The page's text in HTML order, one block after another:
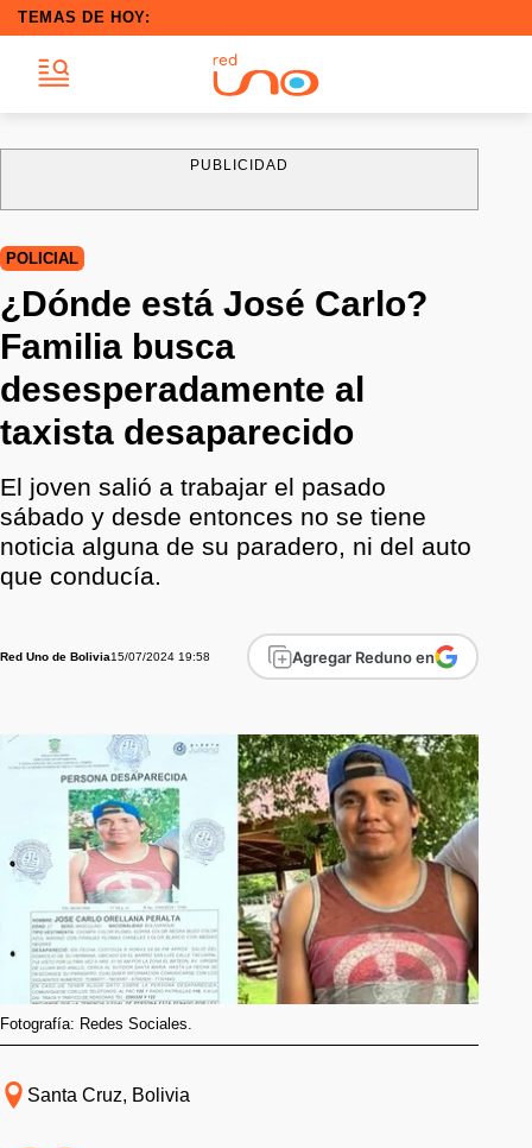
TEMAS DE HOY:
PUBLICIDAD
POLICIAL
¿Dónde está José Carlo?
Familia busca
desesperadamente al
taxista desaparecido
El joven salió a trabajar el pasado
sábado y desde entonces no se tiene
noticia alguna de su paradero, ni del auto
que conducía.
Red Uno de Bolivia15/07/2024 19:58 Agregar Reduno en
Fotografía: Redes Sociales.
Santa Cruz, Bolivia